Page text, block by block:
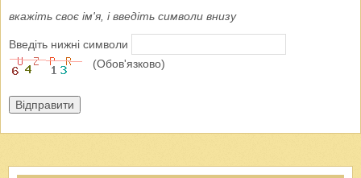
вкажіть своє ім'я, і введіть символи внизу
Введіть нижні символи
(Обов'язково)
Відправити